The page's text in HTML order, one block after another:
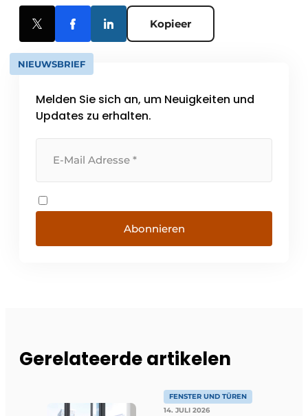
Kopieer
NIEUWSBRIEF
Melden Sie sich an, um Neuigkeiten und
Updates zu erhalten.
Abonnieren
Gerelateerde artikelen
FENSTER UND TÜREN
14. JULI 2026